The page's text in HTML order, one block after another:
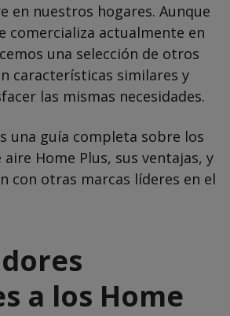
en nuestros hogares. Aunque
comercializa actualmente en
una selección de otros
características similares y
las mismas necesidades.
una guía completa sobre los
Home Plus, sus ventajas, y
con otras marcas líderes en el
a los Home